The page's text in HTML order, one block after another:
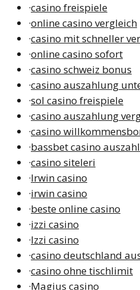
·casino freispiele
·online casino vergleich
·casino mit schneller
·online casino sofort
·casino schweiz bonus
·casino auszahlung
·sol casino freispiele
·casino auszahlung
·casino
·bassbet casino
·casino siteleri
·Irwin casino
·irwin casino
·beste online casino
·izzi casino
·Izzi casino
·casino deutschland
·casino ohne tischlimit
·Magius casino